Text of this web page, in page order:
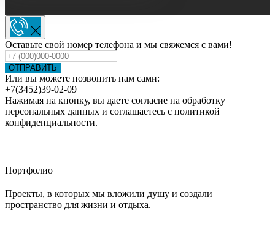
Оставьте свой номер телефона и мы свяжемся с вами!
ОТПРАВИТЬ
Или вы можете позвонить нам сами:
+7(3452)39-02-09
Нажимая на кнопку, вы даете согласие на обработку
персональных данных и соглашаетесь c политикой
конфиденциальности.
Портфолио
Проекты, в которых мы вложили душу и создали
пространство для жизни и отдыха.